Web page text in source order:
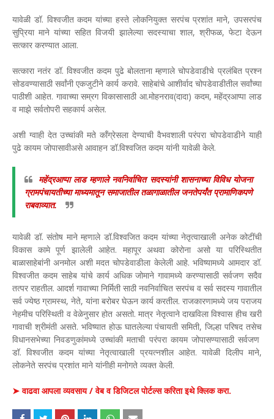
यावेळी डॉ. विश्वजीत कदम यांच्या हस्ते लोकनियुक्त सरपंच प्रशांत माने, उपसरपंच
सुप्रिया माने यांच्या सहित विजयी झालेल्या सदस्याचा शाल, श्रीफळ, फेटा देऊन
सत्कार करण्यात आला.
सत्कारा नतंर डॉ. विश्वजीत कदम पुढे बोलताना म्हणाले चोपडेवाडीचे प्रलंबित प्रश्न
सोडवण्यासाठी सर्वांनी एकजुटीने कार्य करावे. साहेबांचे आशीर्वाद चोपडेवाडीतील सर्वांच्या
पाठीशी आहेत. गावाच्या सम्रग विकासासाठी आ.मोहनराव(दादा) कदम, महेंद्रआप्पा लाड
व माझे सर्वतोपरी सहकार्य असेल.
अशी ग्वाही देत उच्चांकी मते काँग्रेसला देण्याची वैभवशाली परंपरा चोपडेवाडीने याही
पुढे कायम जोपासावीअसे आवाहन डॉ.विश्‍वजित कदम यांनी यावेळी केले.
महेंद्रआप्पा लाड म्हणाले नवनिर्वाचित सदस्यांनी शासनाच्या विविध योजना
ग्रामपंचायतीच्या माध्यमातून समाजातील तळागाळातील जनतेपर्यंत प्रामाणिकपणे
राबवाव्यात.
यावेळी डॉ. संतोष माने म्हणाले डॉ.विश्‍वजित कदम यांच्या नेतृत्वाखाली अनेक कोटींची
विकास कामे पूर्ण झालेली आहेत. महापूर अथवा कोरोना असो या परिस्थितीत
बाळासाहेबांनी अनमोल अशी मदत चोपडेवाडीला केलेली आहे. भविष्यामध्ये आमदार डॉ.
विश्वजीत कदम साहेब यांचे कार्य अधिक जोमाने गावामध्ये करण्यासाठी सर्वजण सदैव
तत्पर राहतील. आदर्श गावाच्या निर्मिती साठी नवनिर्वाचित सरपंच व सर्व सदस्य गावातील
सर्व ज्येष्ठ ग्रामस्थ, नेते, यांना बरोबर घेऊन कार्य करतील. राजकारणामध्ये जय पराजय
नेहमीच परिस्थिती व वेळेनुसार होत असतो. मात्र नेतृत्वाने दाखविला विश्वास हीच खरी
गावाची श्रीमंती असते. भविष्यात होऊ घातलेल्या पंचायती समिती, जिल्हा परिषद तसेच
विधानसभेच्या निवडणुकांमध्ये उच्चांकी मताची परंपरा कायम जोपासण्यासाठी सर्वजण
डॉ. विश्वजीत कदम यांच्या नेतृत्वाखाली प्रयत्नशील आहेत. यावेळी दिलीप माने,
लोकनेते सरपंच प्रशांत माने यांनीही मनोगते व्यक्त केली.
➤ वाढवा आपला व्यवसाय / वेब व डिजिटल पोर्टल्स करिता इथे क्लिक करा.